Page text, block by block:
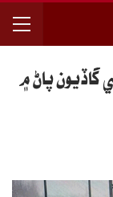
پاڻ ۾